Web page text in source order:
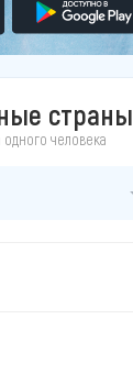
страны
человека